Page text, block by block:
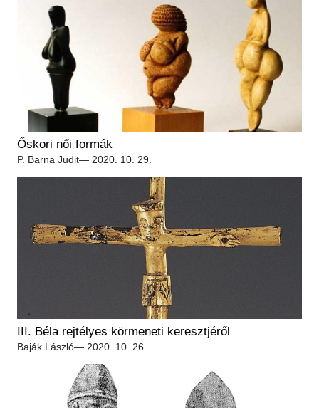
Őskori női formák
P. Barna Judit— 2020. 10. 29.
III. Béla rejtélyes körmeneti keresztjéről
Baják László— 2020. 10. 26.